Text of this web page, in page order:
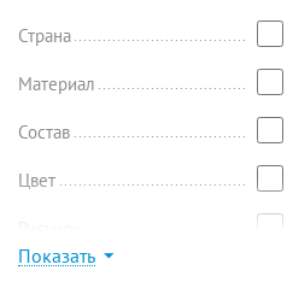
Страна
Материал
Состав
Цвет
Показать